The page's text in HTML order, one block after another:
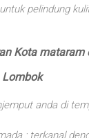
pelindung
Kota mataram
Lombok
anda di
: terkanal